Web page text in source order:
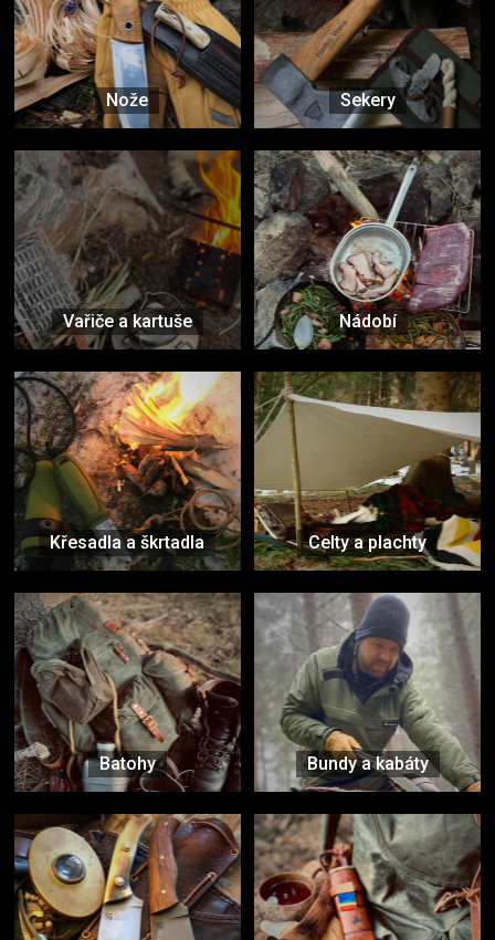
Nože Sekery
Vařiče a kartuše Nádobí
Křesadla a škrtadla Celty a plachty
Batohy Bundy a kabáty